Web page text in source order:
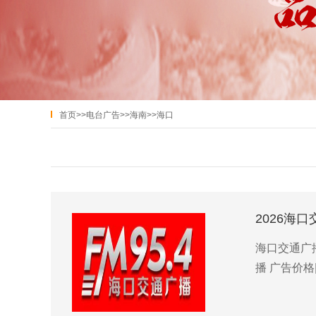
首页>>电台广告>>海南>>海口
2026海口
海口交通广
播 广告价